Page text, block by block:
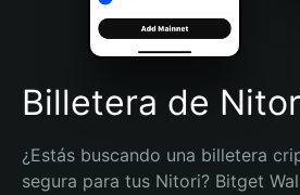
Português (Brasil)
Español (Argentina)
Billetera de
¿Estás buscando una billetera
segura para tus Nitori? Bitget